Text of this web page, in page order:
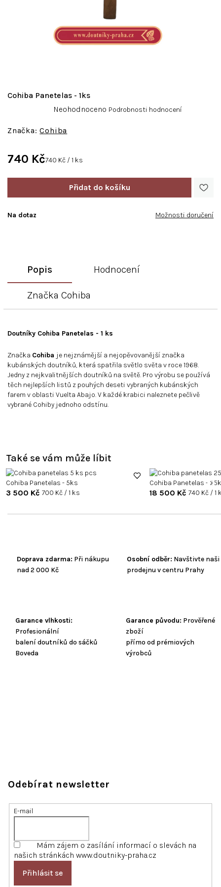
740 KčMěrná
740 Kč / 1 ks
Na dotaz Možnosti doručení
Cohiba Panetelas - 1ks
Cohiba
Průměrné
produktu
z
hvězdiček.
Neohodnoceno Podrobnosti hodnocení
Doprava zdarma: Při nákupu
nad 2 000 Kč
Osobní odběr: Navštivte naši
prodejnu v centru Prahy
Garance vlhkosti:
Profesionální
balení doutníků do sáčků
Boveda
Garance původu: Prověřené
zboží
přímo od prémiových
výrobců
Popis Hodnocení
Značka Cohiba
Doutníky Cohiba Panetelas - 1 ks
Značka Cohiba je nejznámější a nejopěvovanější značka
kubánských doutníků, která spatřila světlo světa v roce 1968.
Jedny z nejkvalitnějších doutníků na světě. Pro výrobu se používá
těch nejlepších listů z pouhých deseti vybraných kubánských
farem v oblasti Vuelta Abajo. V každé krabici naleznete pečlivě
vybrané Cohiby jednoho odstínu.
Také se vám může líbit
Cohiba Panetelas - 5ks
3 500 Kč Měrná
700 Kč / 1 ks
Cohiba Panetelas -
18 500 Kč Měrná
740 Kč / 1
Odebírat newsletter
E-mail
Mám zájem o zasílání informací o slevách na
našich stránkách www.doutniky-praha.cz
Přihlásit se